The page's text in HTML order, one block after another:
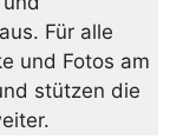
Für alle
und Fotos am
stützen die